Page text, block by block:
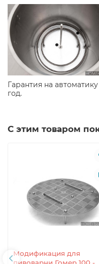
Гарантия на
год.
С этим товаром
Модификация для
пивоварни Гомер 100 -